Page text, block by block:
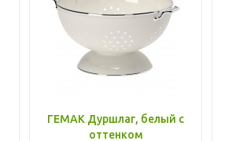
ГЕМАК Дуршлаг, белый с
оттенком